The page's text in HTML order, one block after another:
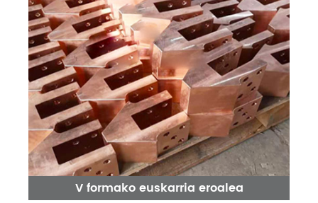
V formako euskarria eroalea